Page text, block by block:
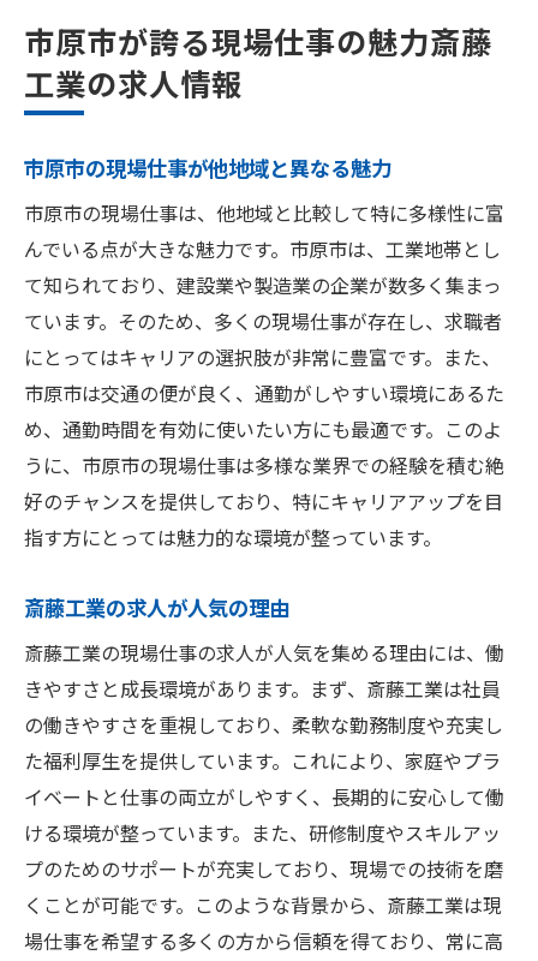
市原市が誇る現場仕事の魅力斎藤
工業の求人情報
市原市の現場仕事が他地域と異なる魅力
市原市の現場仕事は、他地域と比較して特に多様性に富
んでいる点が大きな魅力です。市原市は、工業地帯とし
て知られており、建設業や製造業の企業が数多く集まっ
ています。そのため、多くの現場仕事が存在し、求職者
にとってはキャリアの選択肢が非常に豊富です。また、
市原市は交通の便が良く、通勤がしやすい環境にあるた
め、通勤時間を有効に使いたい方にも最適です。このよ
うに、市原市の現場仕事は多様な業界での経験を積む絶
好のチャンスを提供しており、特にキャリアアップを目
指す方にとっては魅力的な環境が整っています。
斎藤工業の求人が人気の理由
斎藤工業の現場仕事の求人が人気を集める理由には、働
きやすさと成長環境があります。まず、斎藤工業は社員
の働きやすさを重視しており、柔軟な勤務制度や充実し
た福利厚生を提供しています。これにより、家庭やプラ
イベートと仕事の両立がしやすく、長期的に安心して働
ける環境が整っています。また、研修制度やスキルアッ
プのためのサポートが充実しており、現場での技術を磨
くことが可能です。このような背景から、斎藤工業は現
場仕事を希望する多くの方から信頼を得ており、常に高